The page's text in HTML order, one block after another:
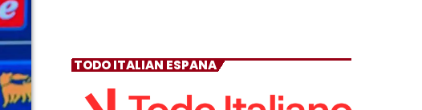
TODO ITALIAN ESPANA